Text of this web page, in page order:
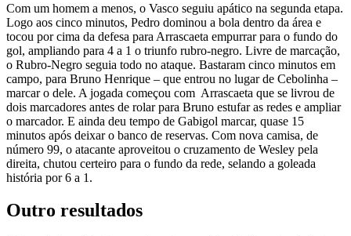
Com um homem a menos, o Vasco seguiu apático na segunda etapa.
Logo aos cinco minutos, Pedro dominou a bola dentro da área e
tocou por cima da defesa para Arrascaeta empurrar para o fundo do
gol, ampliando para 4 a 1 o triunfo rubro-negro. Livre de marcação,
o Rubro-Negro seguia todo no ataque. Bastaram cinco minutos em
campo, para Bruno Henrique – que entrou no lugar de Cebolinha –
marcar o dele. A jogada começou com Arrascaeta que se livrou de
dois marcadores antes de rolar para Bruno estufar as redes e ampliar
o marcador. E ainda deu tempo de Gabigol marcar, quase 15
minutos após deixar o banco de reservas. Com nova camisa, de
número 99, o atacante aproveitou o cruzamento de Wesley pela
direita, chutou certeiro para o fundo da rede, selando a goleada
história por 6 a 1.
Outro resultados